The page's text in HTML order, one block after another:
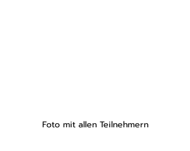
Foto mit allen Teilnehmern